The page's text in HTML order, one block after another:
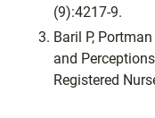
(9):4217-9.
Baril P,
and
Registered